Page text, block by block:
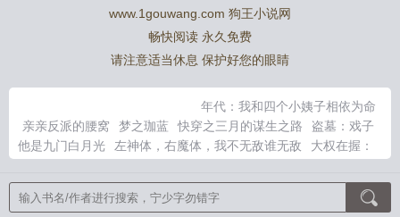
www.1gouwang.com 狗王小说网
畅快阅读 永久免费
请注意适当休息 保护好您的眼睛
年代：我和四个小姨子相依为命
亲亲反派的腰窝
梦之珈蓝 快穿之三月的谋生之路
盗墓：戏子
他是九门白月光
左神体，右魔体，我不无敌谁无敌
大权在握：
光
三国之风起南疆 高达纵横G世纪 笼中之雀 (伪骨科1V1)
重
生后我嫁给皇叔，颠覆前夫江山
末世天师直播杀怪，女神带娃堵